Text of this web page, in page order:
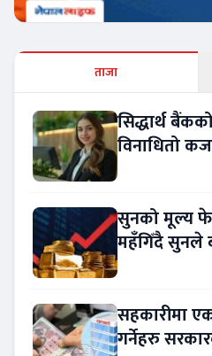
ताजा
सिद्धार्थ
विनाधितो
सुनको मूल्य
महँगिँदै सुनले
सहकारीमा
गर्नेहरु